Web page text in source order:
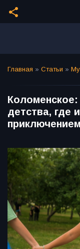
share
Главная » Статьи »
детства, где
приключением